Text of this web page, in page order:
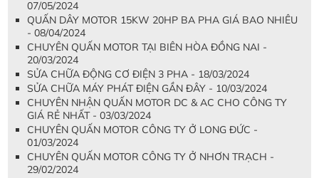
07/05/2024
QUẤN DÂY MOTOR 15KW 20HP BA PHA GIÁ BAO NHIÊU
- 08/04/2024
CHUYÊN QUẤN MOTOR TẠI BIÊN HÒA ĐỒNG NAI -
20/03/2024
SỬA CHỮA ĐỘNG CƠ ĐIỆN 3 PHA - 18/03/2024
SỬA CHỮA MÁY PHÁT ĐIỆN GẦN ĐÂY - 10/03/2024
CHUYÊN NHẬN QUẤN MOTOR DC & AC CHO CÔNG TY
GIÁ RẺ NHẤT - 03/03/2024
CHUYÊN QUẤN MOTOR CÔNG TY Ở LONG ĐỨC -
01/03/2024
CHUYÊN QUẤN MOTOR CÔNG TY Ở NHƠN TRẠCH -
29/02/2024